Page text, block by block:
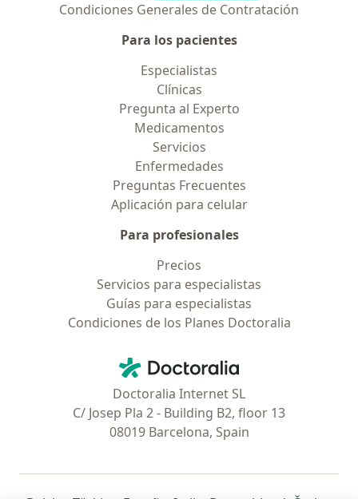
Condiciones Generales de Contratación
Para los pacientes
Especialistas
Clínicas
Pregunta al Experto
Medicamentos
Servicios
Enfermedades
Preguntas Frecuentes
Aplicación para celular
Para profesionales
Precios
Servicios para especialistas
Guías para especialistas
Condiciones de los Planes Doctoralia
Doctoralia - Página de inicio
Doctoralia Internet SL
C/ Josep Pla 2 - Building B2, floor 13
08019 Barcelona, Spain